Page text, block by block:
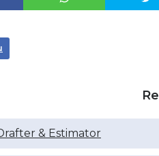
& Estimator